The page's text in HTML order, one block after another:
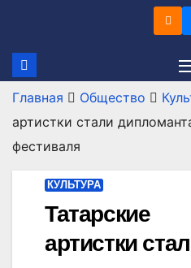
содержимому
Главная Общество
артистки стали
фестиваля
КУЛЬТУРА
Татарские
артистки